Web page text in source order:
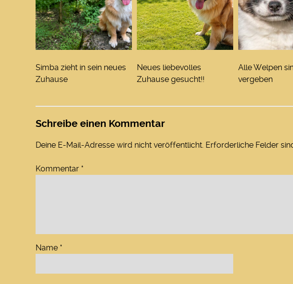
Simba zieht in sein neues
Zuhause
Neues liebevolles
Zuhause gesucht!!
Alle Welpen
vergeben
Schreibe einen Kommentar
Deine E-Mail-Adresse wird nicht veröffentlicht. Erforderliche Felder
Kommentar *
Name *